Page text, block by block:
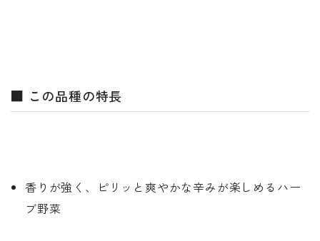
■ この品種の特長
香りが強く、ピリッと爽やかな辛みが楽しめるハー
ブ野菜